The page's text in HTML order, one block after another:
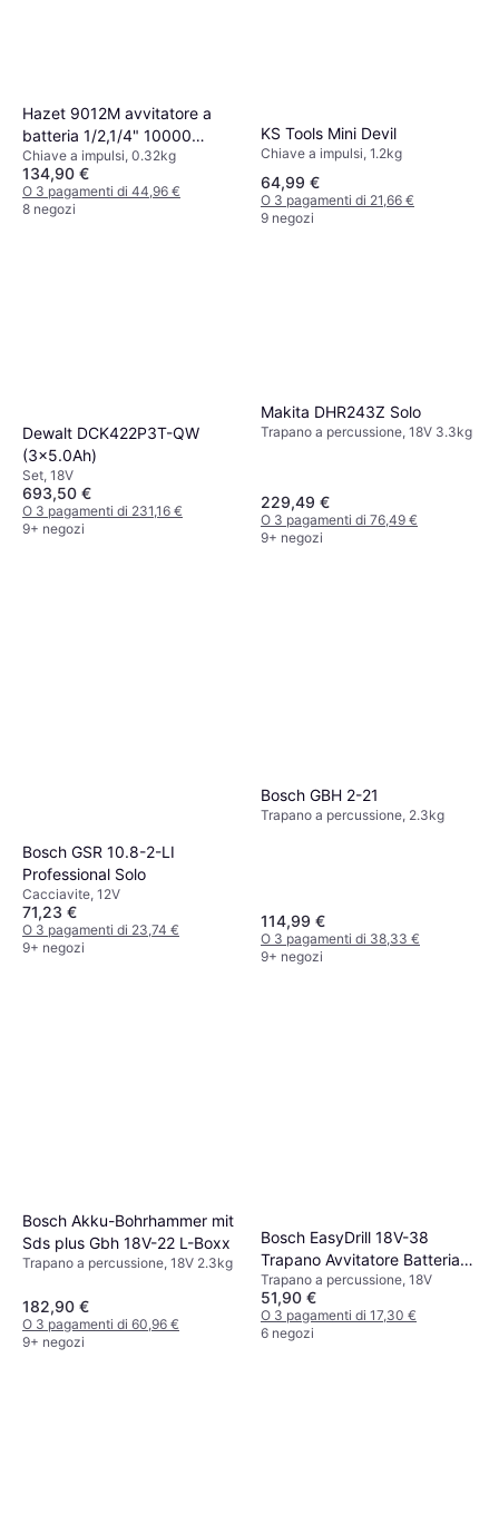
Hazet 9012M avvitatore a
batteria 1/2,1/4" 10000
Giri/min Nero
Chiave a impulsi, 0.32kg
134,90 €
O 3 pagamenti di 44,96 €
8 negozi
KS Tools Mini Devil
Chiave a impulsi, 1.2kg
64,99 €
O 3 pagamenti di 21,66 €
9 negozi
Dewalt ‎DCK422P3T-QW
(3x5.0Ah)
Set, 18V
693,50 €
O 3 pagamenti di 231,16 €
9+ negozi
Makita DHR243Z Solo
Trapano a percussione, 18V 3.3kg
229,49 €
O 3 pagamenti di 76,49 €
9+ negozi
Bosch GSR 10.8-2-LI
Professional Solo
Cacciavite, 12V
71,23 €
O 3 pagamenti di 23,74 €
9+ negozi
Bosch GBH 2-21
Trapano a percussione, 2.3kg
114,99 €
O 3 pagamenti di 38,33 €
9+ negozi
Bosch Akku-Bohrhammer mit
Sds plus Gbh 18V-22 L-Boxx
Trapano a percussione, 18V 2.3kg
182,90 €
O 3 pagamenti di 60,96 €
9+ negozi
Bosch EasyDrill 18V-38
Trapano Avvitatore Batteria
18 V
Trapano a percussione, 18V
51,90 €
O 3 pagamenti di 17,30 €
6 negozi